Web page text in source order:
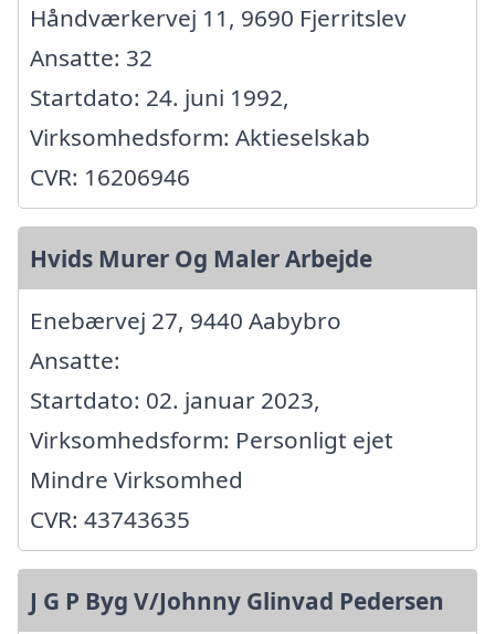
Håndværkervej 11, 9690 Fjerritslev
Ansatte: 32
Startdato: 24. juni 1992,
Virksomhedsform: Aktieselskab
CVR: 16206946
Hvids Murer Og Maler Arbejde
Enebærvej 27, 9440 Aabybro
Ansatte:
Startdato: 02. januar 2023,
Virksomhedsform: Personligt ejet
Mindre Virksomhed
CVR: 43743635
J G P Byg V/Johnny Glinvad Pedersen